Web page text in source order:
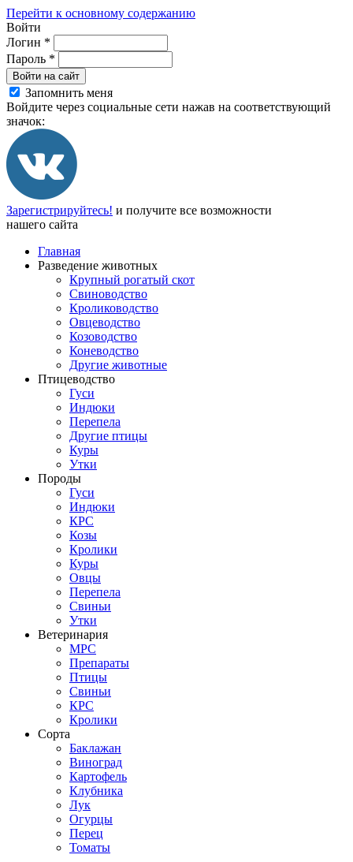
Перейти к основному содержанию
Войти
Логин *
Пароль *
Войти на сайт
Запомнить меня
Войдите через социальные сети нажав на соответствующий
значок:
Зарегистрируйтесь! и получите все возможности
нашего сайта
Главная
Разведение животных
Крупный рогатый скот
Свиноводство
Кролиководство
Овцеводство
Козоводство
Коневодство
Другие животные
Птицеводство
Гуси
Индюки
Перепела
Другие птицы
Куры
Утки
Породы
Гуси
Индюки
КРС
Козы
Кролики
Куры
Овцы
Перепела
Свиньи
Утки
Ветеринария
МРС
Препараты
Птицы
Свиньи
КРС
Кролики
Сорта
Баклажан
Виноград
Картофель
Клубника
Лук
Огурцы
Перец
Томаты